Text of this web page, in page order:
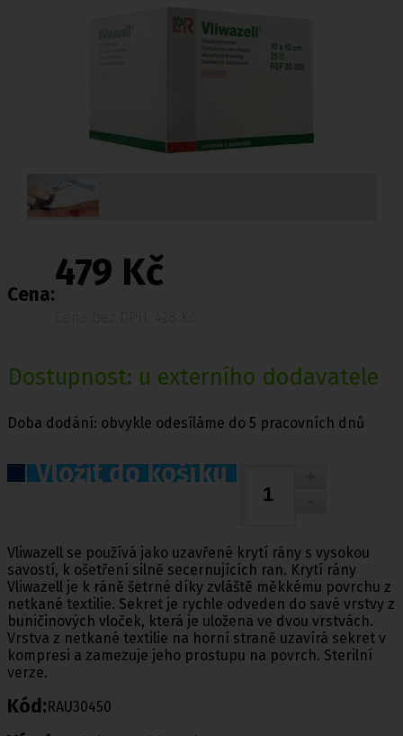
Cena:
479 Kč
Dostupnost: u externího dodavatele
Doba dodání: obvykle odesíláme do 5 pracovních dnů
Vložit do košíku
Vliwazell se používá jako uzavřené krytí rány s vysokou
savostí, k ošetření silně secernujících ran. Krytí rány
Vliwazell je k ráně šetrné díky zvláště měkkému povrchu z
netkané textilie. Sekret je rychle odveden do savé vrstvy z
buničinových vloček, která je uložena ve dvou vrstvách.
Vrstva z netkané textilie na horní straně uzavírá sekret v
kompresi a zamezuje jeho prostupu na povrch. Sterilní
verze.
Kód:RAU30450